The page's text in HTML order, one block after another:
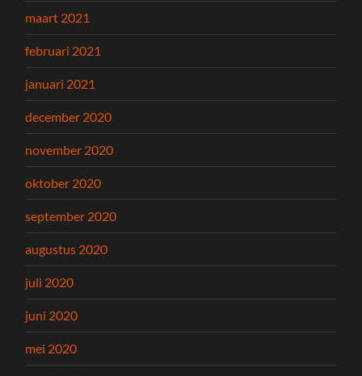
maart 2021
februari 2021
januari 2021
december 2020
november 2020
oktober 2020
september 2020
augustus 2020
juli 2020
juni 2020
mei 2020